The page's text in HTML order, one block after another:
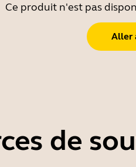
Ce produit n'est pas
Aller
de